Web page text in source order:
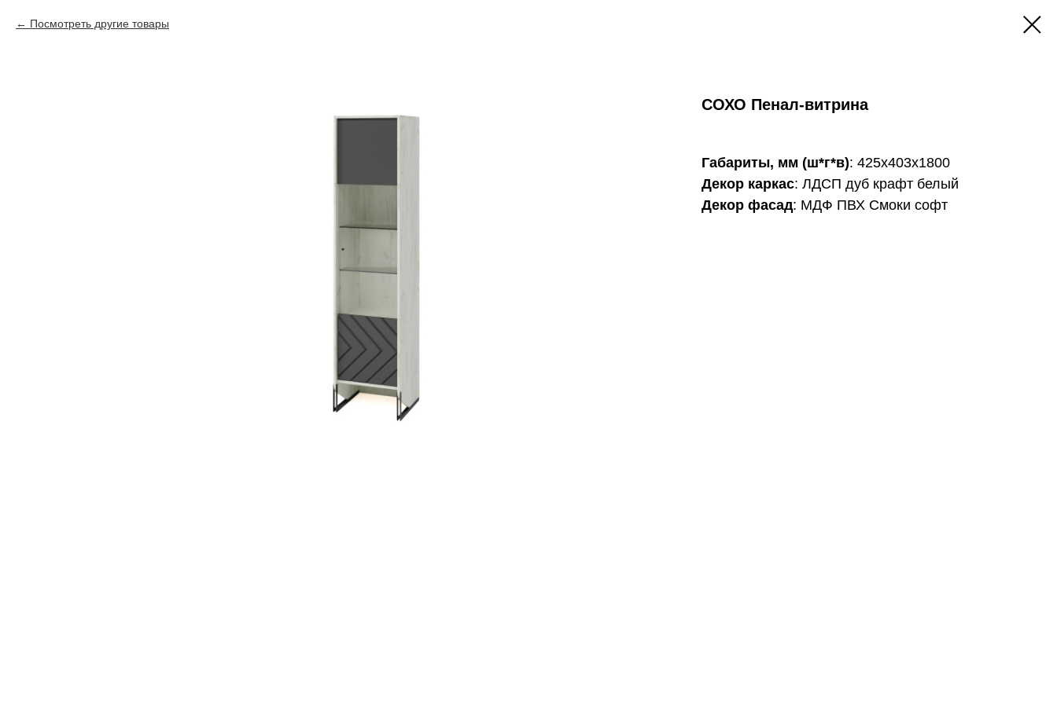
Посмотреть другие товары
СОХО Пенал-витрина
Габариты, мм (ш*г*в): 425х403х1800
Декор каркас: ЛДСП дуб крафт белый
Декор фасад: МДФ ПВХ Смоки софт